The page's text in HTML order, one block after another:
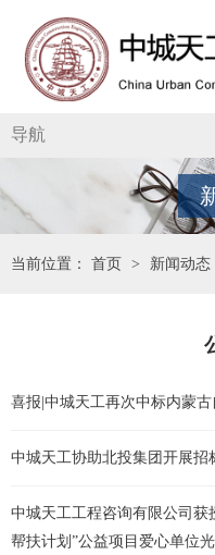
导航
当前位置： 首页 > 新闻动态
喜报|中城天工再次中标内蒙
中城天工协助北投集团开展招
中城天工工程咨询有限公司获
帮扶计划”公益项目爱心单位